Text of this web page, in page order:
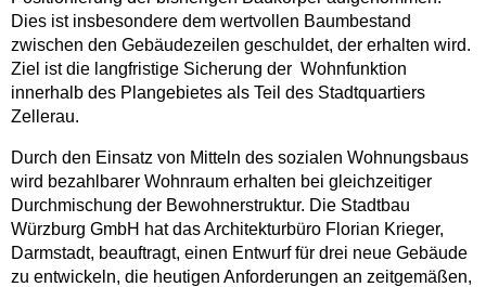
Dies ist insbesondere dem wertvollen Baumbestand
zwischen den Gebäudezeilen geschuldet, der erhalten wird.
Ziel ist die langfristige Sicherung der Wohnfunktion
innerhalb des Plangebietes als Teil des Stadtquartiers
Zellerau.
Durch den Einsatz von Mitteln des sozialen Wohnungsbaus
wird bezahlbarer Wohnraum erhalten bei gleichzeitiger
Durchmischung der Bewohnerstruktur. Die Stadtbau
Würzburg GmbH hat das Architekturbüro Florian Krieger,
Darmstadt, beauftragt, einen Entwurf für drei neue Gebäude
zu entwickeln, die heutigen Anforderungen an zeitgemäßen,